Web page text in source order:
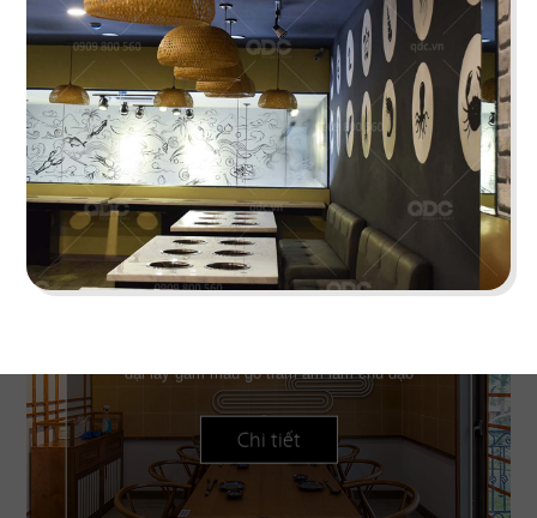
đại lấy gam màu gỗ trầm ấm làm chủ đạo
Chi tiết